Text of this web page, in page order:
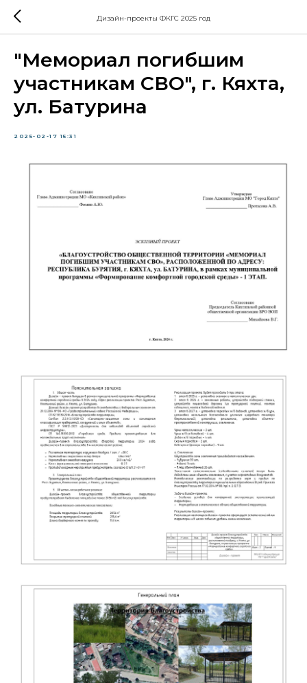
Дизайн-проекты ФКГС 2025 год
"Мемориал погибшим
участникам СВО", г. Кяхта,
ул. Батурина
2025-02-17 15:31